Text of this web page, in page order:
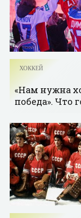
ХОККЕЙ
«Нам нужна
победа». Что